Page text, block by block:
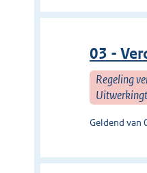
03 -
Regeling
Geldend